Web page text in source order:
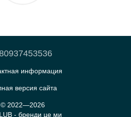
информация
версия сайта
© 2022—2026
- бренди це ми